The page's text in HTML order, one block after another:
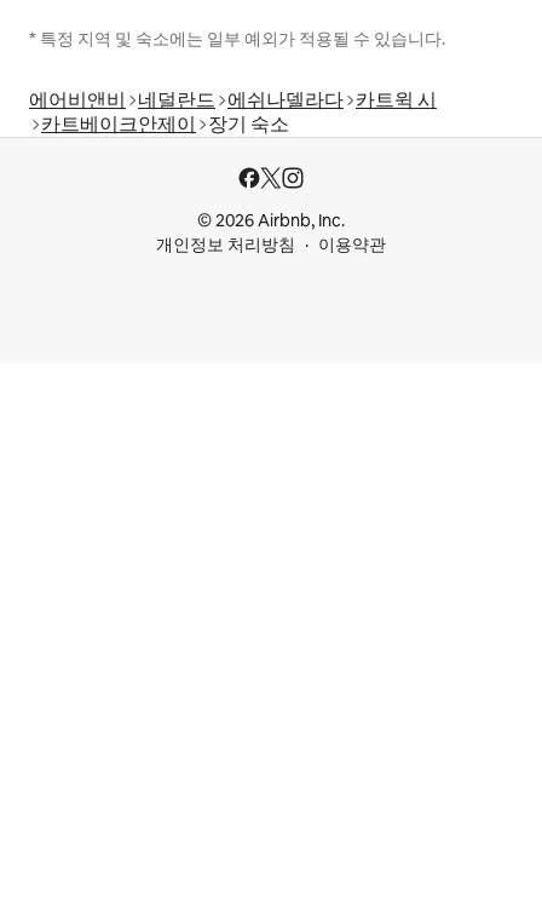
* 특정 지역 및 숙소에는 일부 예외가 적용될 수 있습니다.
에어비앤비 네덜란드 에쉬나델라다 카트윅 시
카트베이크안제이
장기 숙소
© 2026 Airbnb, Inc.
개인정보 처리방침
이용약관